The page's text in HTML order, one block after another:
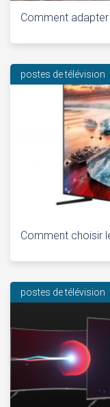
Comment
postes de télévision
Comment choisir
postes de télévision